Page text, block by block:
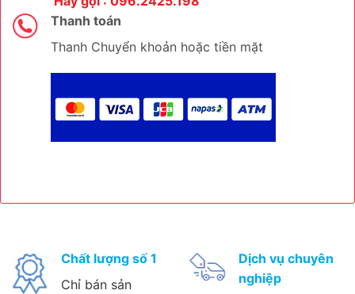
Thanh toán
Thanh Chuyển khoản hoặc tiền mặt
Chất lượng số 1
Chỉ bán sản
Dịch vụ chuyên
nghiệp